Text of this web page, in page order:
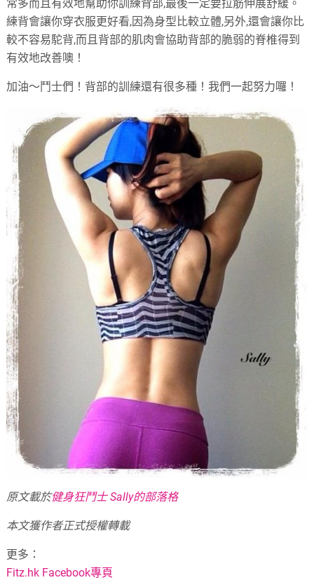
常多而且有效地幫助你訓練背部,最後一定要拉筋伸展舒緩。
練背會讓你穿衣服更好看,因為身型比較立體,另外,還會讓你比
較不容易駝背,而且背部的肌肉會協助背部的脆弱的脊椎得到
有效地改善噢！
加油～鬥士們！背部的訓練還有很多種！我們一起努力囉！
原文載於健身狂鬥士 Sally的部落格
本文獲作者正式授權轉載
更多：
Fitz.hk Facebook專頁